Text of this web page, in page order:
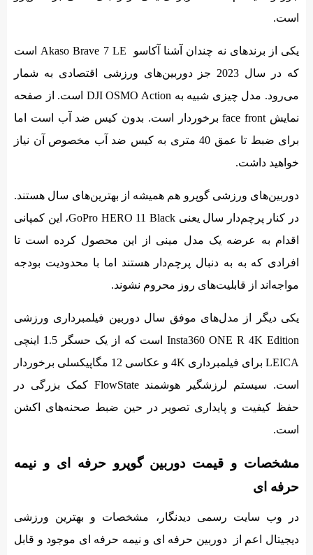
است.
یکی از برندهای نه چندان آشنا آکاسو Akaso Brave 7 LE است
که در سال 2023 جز دوربین‌های ورزشی اقتصادی به شمار
می‌رود. مدل چیزی شبیه به DJI OSMO Action است. از صفحه
نمایش face front برخوردار است. بدون کیس ضد آب است اما
برای ضبط تا عمق 40 متری به کیس ضد آب مخصوص آن نیاز
خواهید داشت.
دوربین‌های ورزشی گوپرو هم همیشه از بهترین‌های سال هستند.
در کنار پرچم‌دار سال یعنی GoPro HERO 11 Black، این کمپانی
اقدام به عرضه یک مدل مینی از این محصول کرده است تا
افرادی که به به دنبال پرچم‌دار هستند اما با محدودیت بودجه
مواجه‌اند از قابلیت‌های روز محروم نشوند.
یکی دیگر از مدل‌های موفق سال دوربین فیلمبرداری ورزشی
Insta360 ONE R 4K Edition است که از یک حسگر 1.5 اینچی
LEICA برای فیلمبرداری 4K و عکاسی 12 مگاپیکسلی برخوردار
است. سیستم لرزشگیر هوشمند FlowState کمک بزرگی در
حفظ کیفیت و پایداری تصویر در حین ضبط صحنه‌های اکشن
است.
مشخصات و قیمت دوربین گوپرو حرفه ای و نیمه
حرفه ای
در وب سایت رسمی دیدنگار، مشخصات و بهترین ورزشی
دیجیتال اعم از دوربین حرفه ای و نیمه حرفه ای موجود و قابل